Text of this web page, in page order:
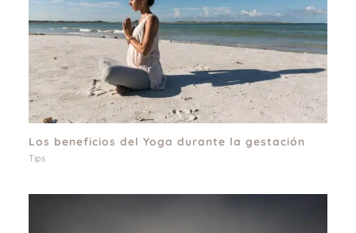
Los beneficios del Yoga durante la gestación
Tips